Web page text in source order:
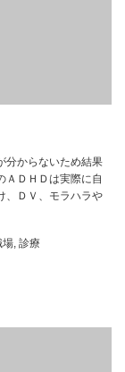
分からないため結果
ＤＨＤは実際に自
、ＤＶ、モラハラや
場, 診療